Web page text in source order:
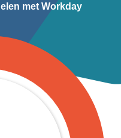
met Workday